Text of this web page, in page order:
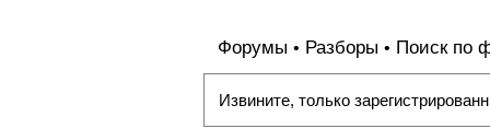
Форумы • Разборы • Поиск по
Извините, только